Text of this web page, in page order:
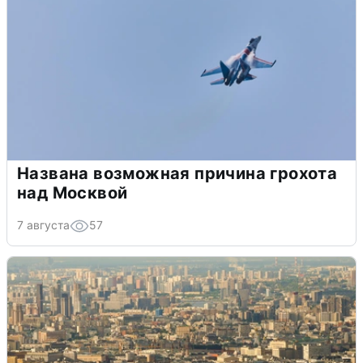
Названа возможная причина грохота
над Москвой
7 августа 57